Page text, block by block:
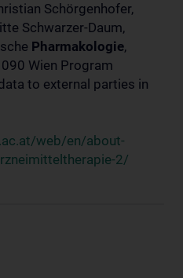
Schörgenhofer,
Schwarzer-Daum,
Pharmakologie,
Wien Program
to external parties in
web/en/about-
2/